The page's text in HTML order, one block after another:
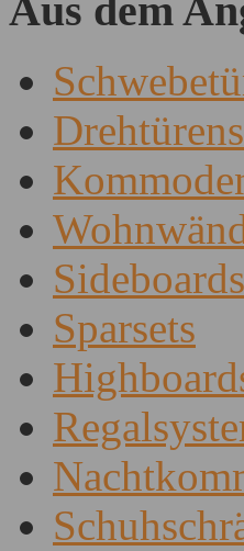
Aus dem
Sideboards
Sparsets